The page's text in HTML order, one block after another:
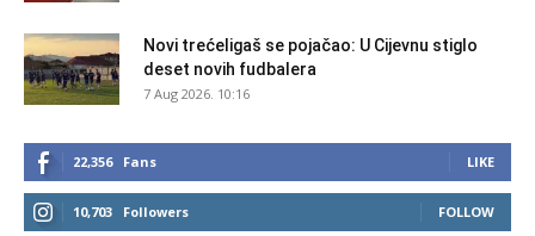
Novi trećeligaš se pojačao: U Cijevnu stiglo
deset novih fudbalera
7 Aug 2026. 10:16
22,356 Fans LIKE
10,703 Followers FOLLOW